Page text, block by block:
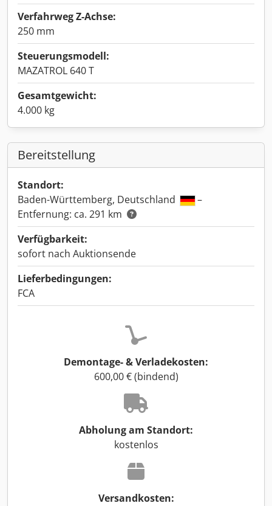
Verfahrweg Z-Achse:
250 mm
Steuerungsmodell:
MAZATROL 640 T
Gesamtgewicht:
4.000 kg
Bereitstellung
Standort:
Baden-Württemberg, Deutschland
–
Entfernung: ca. 291 km
Verfügbarkeit:
sofort nach Auktionsende
Lieferbedingungen:
FCA
Demontage- & Verladekosten:
600,00 € (bindend)
Abholung am Standort:
kostenlos
Versandkosten: